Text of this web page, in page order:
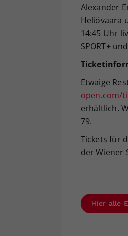
Alexander
Heliövaara
14:45 Uhr
SPORT+
Etwaige
open.com/
erhältlich.
79.
Tickets für
der Wiener
Hier alle